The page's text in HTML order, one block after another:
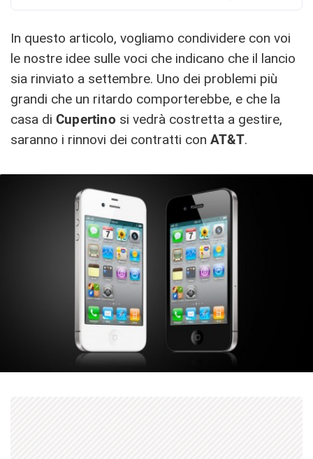
In questo articolo, vogliamo condividere con voi
le nostre idee sulle voci che indicano che il lancio
sia rinviato a settembre. Uno dei problemi più
grandi che un ritardo comporterebbe, e che la
casa di Cupertino si vedrà costretta a gestire,
saranno i rinnovi dei contratti con AT&T.